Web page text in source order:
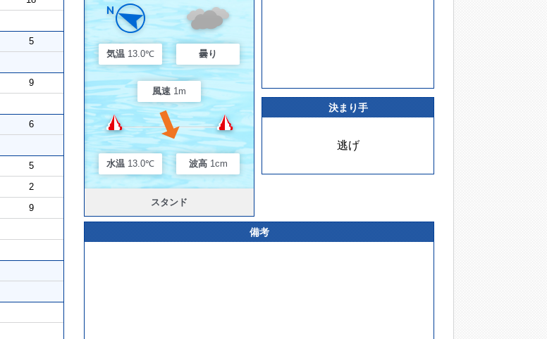
5
9
6
5
2
9
気温 13.0℃ 曇り
風速 1m
水温 13.0℃ 波高 1cm
スタンド
決まり手
逃げ
備考